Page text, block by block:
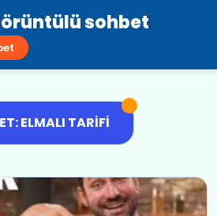
sohbet
ELMALI TARIFI